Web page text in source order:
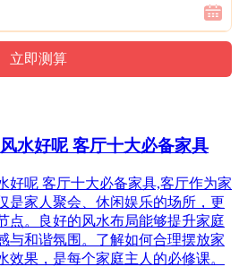
水好呢 客厅十大必备家具
好呢 客厅十大必备家具,客厅作为家
是家人聚会、休闲娱乐的场所，更
点。良好的风水布局能够提升家庭
与和谐氛围。了解如何合理摆放家
效果，是每个家庭主人的必修课。